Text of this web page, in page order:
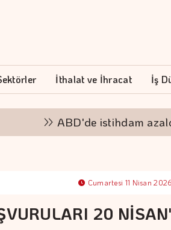
İthalat ve İhracat İş
ABD'de istihdam azaldı,
Cumartesi 11 Nisan
20